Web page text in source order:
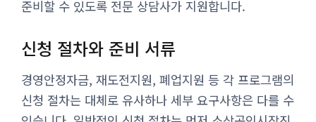
준비할 수 있도록 전문 상담사가 지원합니다.
신청 절차와 준비 서류
경영안정자금, 재도전지원, 폐업지원 등 각 프로그램의
신청 절차는 대체로 유사하나 세부 요구사항은 다를 수